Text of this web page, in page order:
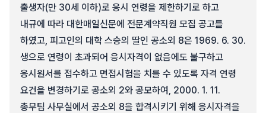
출생자(만 30세 이하)로 응시 연령을 제한하기로 하고
내규에 따라 대한매일신문에 전문계약직원 모집 공고를
하였고, 피고인의 대학 스승의 딸인 공소외 8은 1969. 6. 30.
생으로 연령이 초과되어 응시자격이 없음에도 불구하고
응시원서를 접수하고 면접시험을 치를 수 있도록 자격 연령
요건을 변경하기로 공소외 2와 공모하여, 2000. 1. 11.
총무팀 사무실에서 공소외 8을 합격시키기 위해 응시자격을